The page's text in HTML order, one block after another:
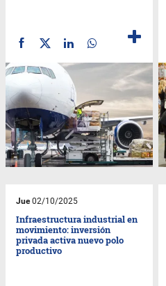
Jue02/10/2025
Infraestructura industrial en
movimiento: inversión
privada activa nuevo polo
productivo